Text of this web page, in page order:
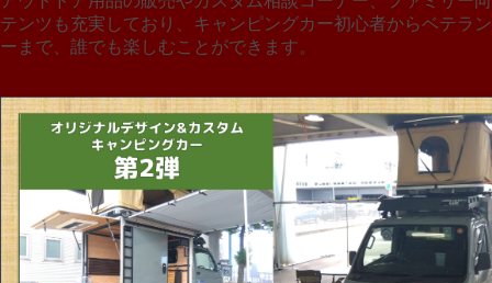
テンツも充実しており、キャンピングカー初心者からベテラ
ーまで、誰でも楽しむことができます。